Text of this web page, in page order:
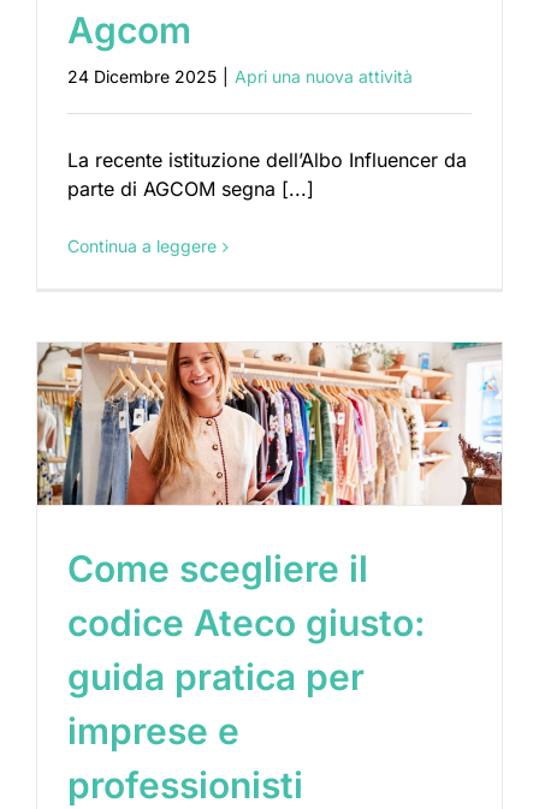
Agcom
24 Dicembre 2025 Apri una nuova attività
La recente istituzione dell’Albo Influencer da
parte di AGCOM segna [...]
Continua a leggere
Come scegliere il
codice Ateco giusto:
guida pratica per
imprese e
professionisti